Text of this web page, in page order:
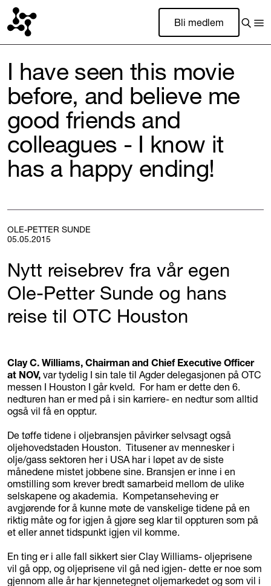
Bli medlem
I have seen this movie
before, and believe me
good friends and
colleagues - I know it
has a happy ending!
OLE-PETTER SUNDE
05.05.2015
Nytt reisebrev fra vår egen
Ole-Petter Sunde og hans
reise til OTC Houston
Clay C. Williams, Chairman and Chief Executive Officer
at NOV, var tydelig I sin tale til Agder delegasjonen på OTC
messen I Houston I går kveld. For ham er dette den 6.
nedturen han er med på i sin karriere- en nedtur som alltid
også vil få en opptur.
De tøffe tidene i oljebransjen påvirker selvsagt også
oljehovedstaden Houston. Titusener av mennesker i
olje/gass sektoren her i USA har i løpet av de siste
månedene mistet jobbene sine. Bransjen er inne i en
omstilling som krever bredt samarbeid mellom de ulike
selskapene og akademia. Kompetanseheving er
avgjørende for å kunne møte de vanskelige tidene på en
riktig måte og for igjen å gjøre seg klar til oppturen som på
et eller annet tidspunkt igjen vil komme.
En ting er i alle fall sikkert sier Clay Williams- oljeprisene
vil gå opp, og oljeprisene vil gå ned igjen- dette er noe som
gjennom alle år har kjennetegnet oljemarkedet og som vil i